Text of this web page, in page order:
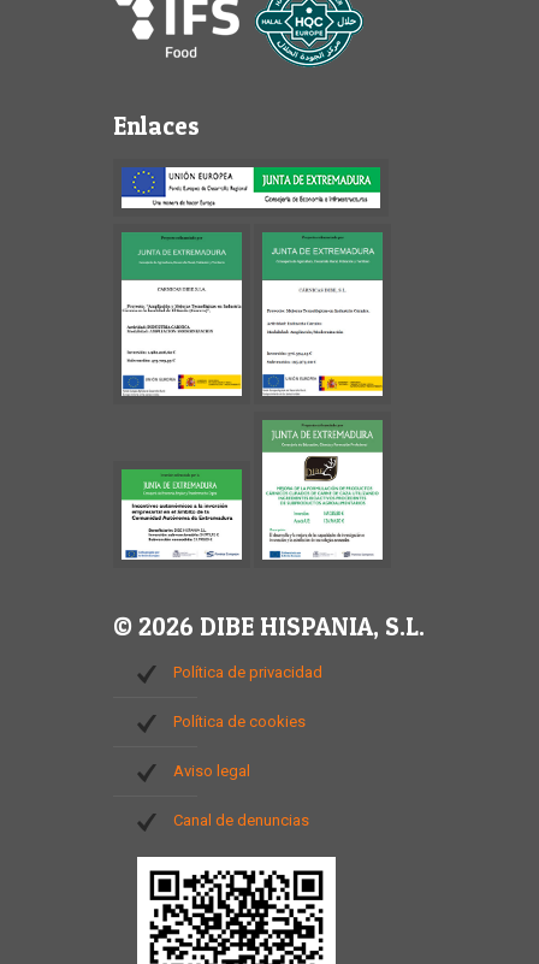
Enlaces
© 2026 DIBE HISPANIA, S.L.
Política de privacidad
Política de cookies
Aviso legal
Canal de denuncias